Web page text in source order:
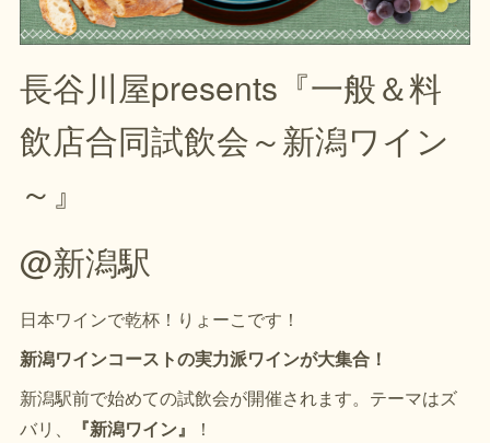
長谷川屋presents『一般＆料
飲店合同試飲会～新潟ワイン
～』
@新潟駅
日本ワインで乾杯！りょーこです！
新潟ワインコーストの実力派ワインが大集合！
新潟駅前で始めての試飲会が開催されます。テーマはズ
バリ、
『新潟ワイン』
！